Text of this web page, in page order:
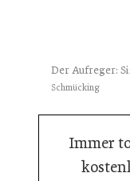
Der Aufreger:
Schmücking
Immer